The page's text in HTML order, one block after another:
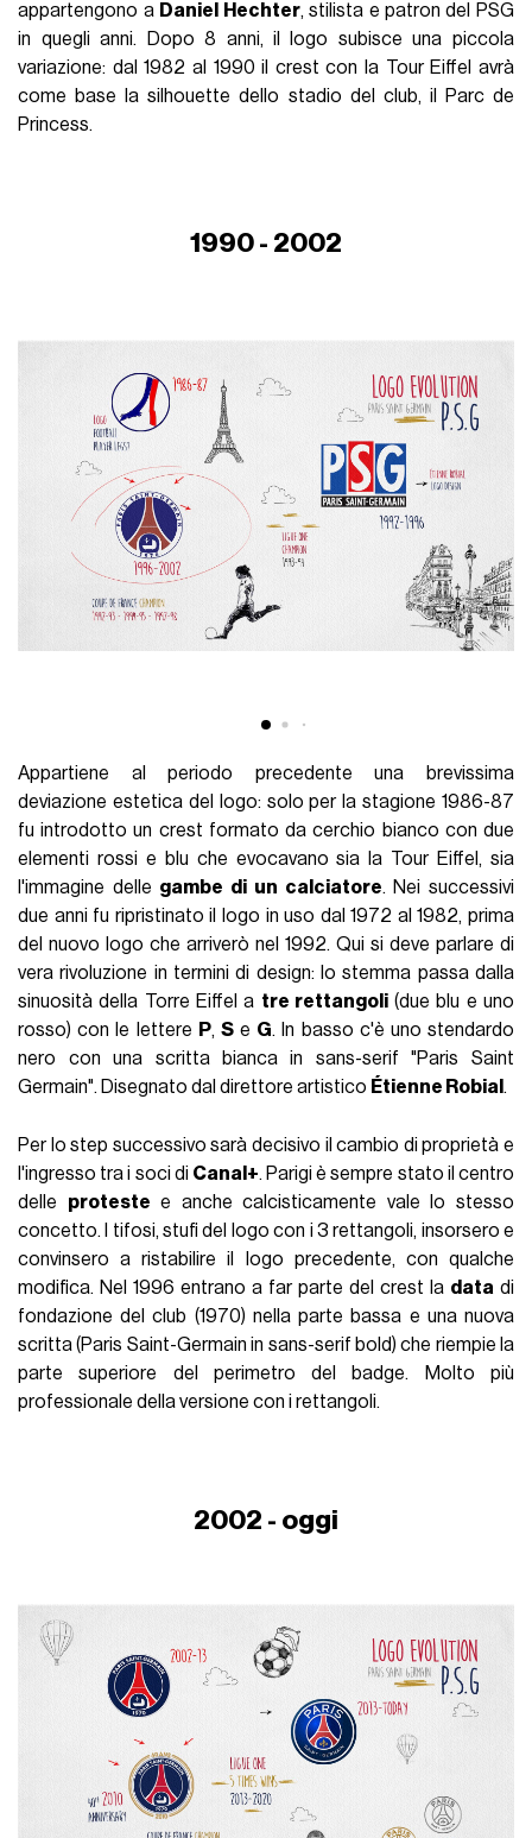
appartengono a Daniel Hechter, stilista e patron del PSG
in quegli anni. Dopo 8 anni, il logo subisce una piccola
variazione: dal 1982 al 1990 il crest con la Tour Eiffel avrà
come base la silhouette dello stadio del club, il Parc de
Princess.
1990 - 2002
Appartiene al periodo precedente una brevissima
deviazione estetica del logo: solo per la stagione 1986-87
fu introdotto un crest formato da cerchio bianco con due
elementi rossi e blu che evocavano sia la Tour Eiffel, sia
l'immagine delle gambe di un calciatore. Nei successivi
due anni fu ripristinato il logo in uso dal 1972 al 1982, prima
del nuovo logo che arriverò nel 1992. Qui si deve parlare di
vera rivoluzione in termini di design: lo stemma passa dalla
sinuosità della Torre Eiffel a tre rettangoli(due blu e uno
rosso) con le lettere P, Se G. In basso c'è uno stendardo
nero con una scritta bianca in sans-serif "Paris Saint
Germain". Disegnato dal direttore artistico Étienne Robial .
Per lo step successivo sarà decisivo il cambio di proprietà e
l'ingresso tra i soci di Canal+. Parigi è sempre stato il centro
delle proteste e anche calcisticamente vale lo stesso
concetto. I tifosi, stufi del logo con i 3 rettangoli, insorsero e
convinsero a ristabilire il logo precedente, con qualche
modifica. Nel 1996 entrano a far parte del crest la data di
fondazione del club (1970) nella parte bassa e una nuova
scritta (Paris Saint-Germain in sans-serif bold) che riempie la
parte superiore del perimetro del badge. Molto più
professionale della versione con i rettangoli.
2002 - oggi